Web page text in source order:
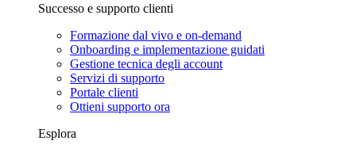
Successo e supporto clienti
Formazione dal vivo e on-demand
Onboarding e implementazione guidati
Gestione tecnica degli account
Servizi di supporto
Portale clienti
Ottieni supporto ora
Esplora